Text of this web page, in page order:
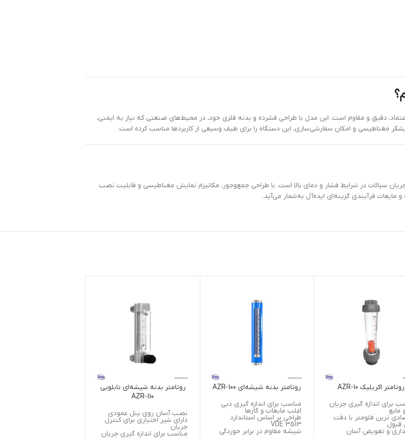
اعتماد، دقیق و مقاوم است. این مدل با طراحی فشرده و بدنه فلزی خود، در محیط‌های صنعتی که نیاز به ایمنی،
مغناطیسی و امکان سفارشی‌سازی، این دستگاه را برای طیف وسیعی از کاربردها مناسب کرده است.
جریان سیالات در شرایط فشار و دمای بالا است. با طراحی جمع‌وجور، مکانیزم نمایش مغناطیسی و قابلیت نصب
مایعات فرآیندی گزینه‌ای ایده‌آل به‌شمار می‌آید.
روتامتر اکریلیک AZR-10
برای اندازه گیری جریان
مایع
ترین فلومتر با دقت
قبول
و تعویض آسان
روتامتر بدنه شیشه‌ای AZR-100
مناسب برای اندازه گیری دبی
اغلب مایعات و گازها
طراحی بر اساس استاندارد
3513 VDE
شیشه مقاوم در برابر خوردگی
روتامتر بدنه شیشه‌ای تابلویی
AZR-110
نصب آسان روی پنل عمودی
دارای شیر اختیاری برای کنترل
جریان
مناسب برای اندازه گیری جریان